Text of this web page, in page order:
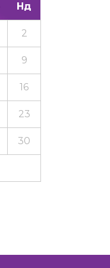
Нд
2
9
16
23
30